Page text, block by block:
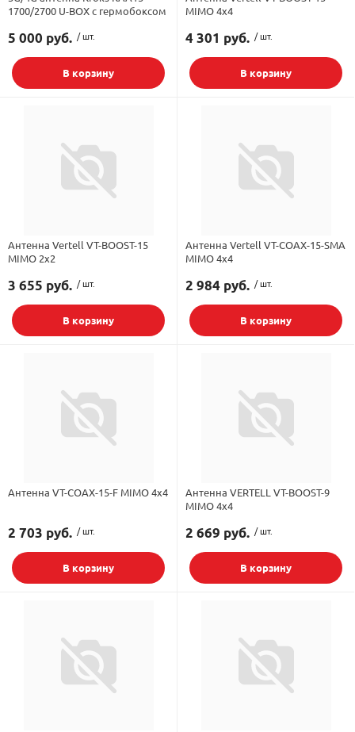
1700/2700 U-BOX с гермобоксом
5 000 руб. / шт.
В корзину
MIMO 4x4
4 301 руб. / шт.
В корзину
Антенна Vertell VT-BOOST-15
MIMO 2x2
3 655 руб. / шт.
В корзину
Антенна Vertell VT-COAX-15-SMA
MIMO 4x4
2 984 руб. / шт.
В корзину
Антенна VT-COAX-15-F MIMO 4x4
2 703 руб. / шт.
В корзину
Антенна VERTELL VT-BOOST-9
MIMO 4x4
2 669 руб. / шт.
В корзину